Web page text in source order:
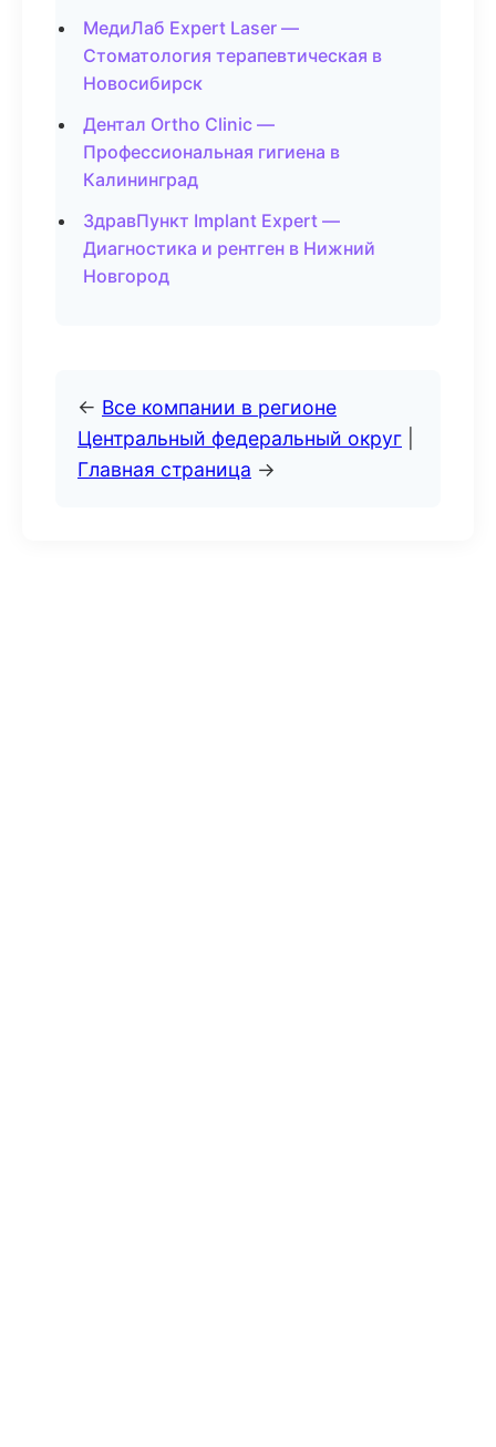
МедиЛаб Expert Laser —
Стоматология терапевтическая в
Новосибирск
Дентал Ortho Clinic —
Профессиональная гигиена в
Калининград
ЗдравПункт Implant Expert —
Диагностика и рентген в Нижний
Новгород
← Все компании в регионе
Центральный федеральный округ
Главная страница →